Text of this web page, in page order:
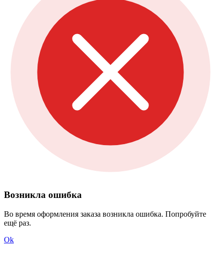
Возникла ошибка
Во время оформления заказа возникла ошибка. Попробуйте
ещё раз.
Ok